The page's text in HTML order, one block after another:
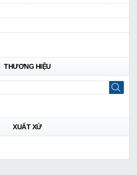
THƯƠNG HIỆU
XUẤT XỨ